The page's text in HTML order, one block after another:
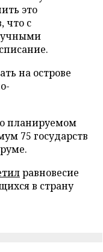
это
что с
на острове
о планируемом
75 государств
равновесие
в страну